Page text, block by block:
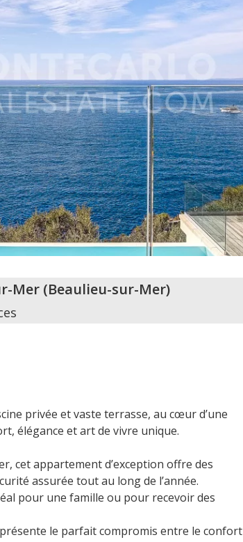
Mer (Beaulieu-sur-Mer)
privée et vaste terrasse, au cœur d’une
élégance et art de vivre unique.
cet appartement d’exception offre des
assurée tout au long de l’année.
pour une famille ou pour recevoir des
le parfait compromis entre le confort